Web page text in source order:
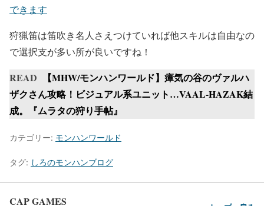
できます
狩猟笛は笛吹き名人さえつけていれば他スキルは自由なの
で選択支が多い所が良いですね！
READ
【MHW/モンハンワールド】瘴気の谷のヴァルハ
ザクさん攻略！ビジュアル系ユニット…VAAL-HAZAK結
成。『ムラタの狩り手帖』
カテゴリー: モンハンワールド
タグ: しろのモンハンブログ
CAP GAMES